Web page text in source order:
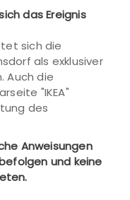
das Ereignis
sich die
als exklusiver
Auch die
"IKEA"
des
Anweisungen
und keine